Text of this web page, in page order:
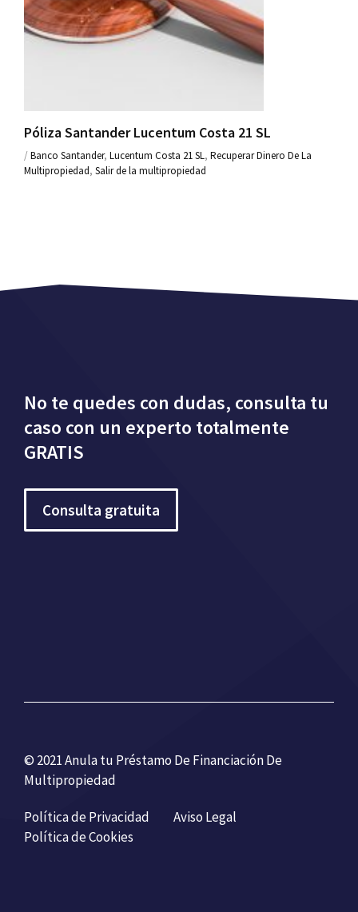
Póliza Santander Lucentum Costa 21 SL
/Banco Santander, Lucentum Costa 21 SL, Recuperar Dinero De La
Multipropiedad, Salir de la multipropiedad
No te quedes con dudas, consulta tu
caso con un experto totalmente
GRATIS
Consulta gratuita
© 2021 Anula tu Préstamo De Financiación De
Multipropiedad
Política de Privacidad
Aviso Legal
Política de Cookies